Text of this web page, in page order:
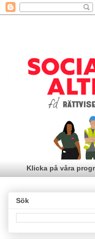
Klicka på våra
Sök